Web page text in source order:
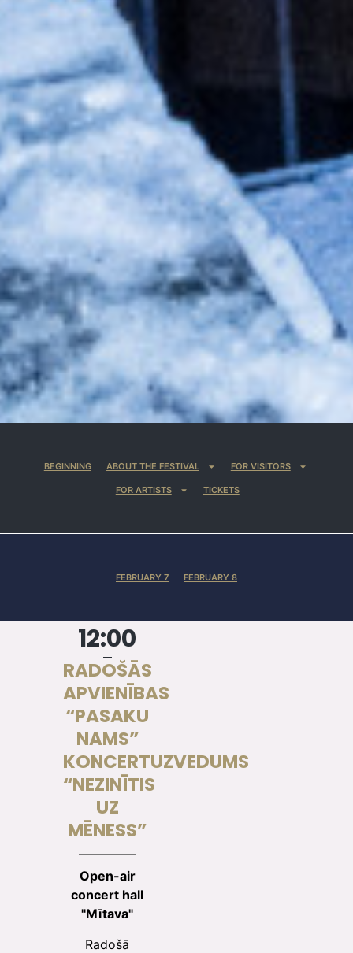
BEGINNING ABOUT THE FESTIVAL FOR VISITORS
FOR ARTISTS TICKETS
FEBRUARY 7 FEBRUARY 8
12:00
RADOŠĀS
APVIENĪBAS
“PASAKU
NAMS”
KONCERTUZVEDUMS
“NEZINĪTIS
UZ
MĒNESS”
Open-air
concert hall
"Mītava"
Radošā